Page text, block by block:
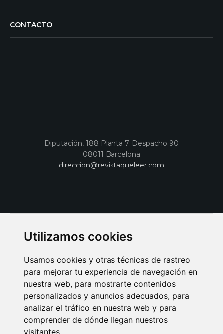
Utilizamos cookies
Usamos cookies y otras técnicas de rastreo
para mejorar tu experiencia de navegación en
nuestra web, para mostrarte contenidos
personalizados y anuncios adecuados, para
analizar el tráfico en nuestra web y para
comprender de dónde llegan nuestros
visitantes.
CONTACTO
Diputación, 188 Planta 7 Despacho 90
08011 Barcelona
direccion@revistaqueleer.com
AVISO LEGAL POLITICA DE COOKIES
POLITICA DE PRIVACIDAD
PUBLICIDAD EN LA REVISTA QUÉ LEER
SORTEO-PREESTRENOS